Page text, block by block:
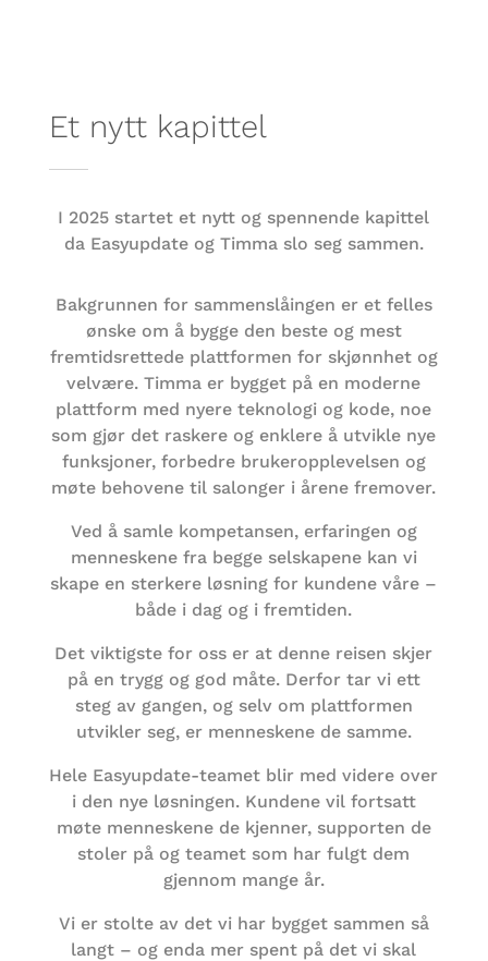
Et nytt kapittel
I 2025 startet et nytt og spennende kapittel
da Easyupdate og Timma slo seg sammen.
Bakgrunnen for sammenslåingen er et felles
ønske om å bygge den beste og mest
fremtidsrettede plattformen for skjønnhet og
velvære. Timma er bygget på en moderne
plattform med nyere teknologi og kode, noe
som gjør det raskere og enklere å utvikle nye
funksjoner, forbedre brukeropplevelsen og
møte behovene til salonger i årene fremover.
Ved å samle kompetansen, erfaringen og
menneskene fra begge selskapene kan vi
skape en sterkere løsning for kundene våre –
både i dag og i fremtiden.
Det viktigste for oss er at denne reisen skjer
på en trygg og god måte. Derfor tar vi ett
steg av gangen, og selv om plattformen
utvikler seg, er menneskene de samme.
Hele Easyupdate-teamet blir med videre over
i den nye løsningen. Kundene vil fortsatt
møte menneskene de kjenner, supporten de
stoler på og teamet som har fulgt dem
gjennom mange år.
Vi er stolte av det vi har bygget sammen så
langt – og enda mer spent på det vi skal